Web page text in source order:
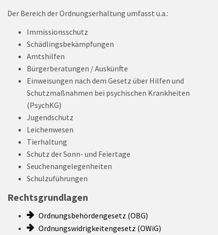
Der Bereich der Ordnungserhaltung umfasst u.a.:
Immissionsschutz
Schädlingsbekämpfungen
Amtshilfen
Bürgerberatungen / Auskünfte
Einweisungen nach dem Gesetz über Hilfen und
Schutzmaßnahmen bei psychischen Krankheiten
(PsychKG)
Jugendschutz
Leichenwesen
Tierhaltung
Schutz der Sonn- und Feiertage
Seuchenangelegenheiten
Schulzuführungen
Rechtsgrundlagen
Ordnungsbehördengesetz (OBG)
Ordnungswidrigkeitengesetz (OWiG)